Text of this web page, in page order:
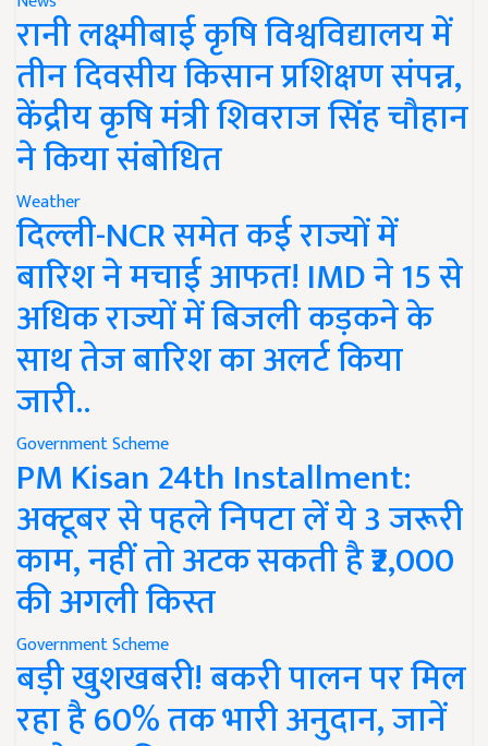
रानी लक्ष्मीबाई कृषि विश्वविद्यालय में
तीन दिवसीय किसान प्रशिक्षण संपन्न,
केंद्रीय कृषि मंत्री शिवराज सिंह चौहान
ने किया संबोधित
Weather
दिल्ली-NCR समेत कई राज्यों में
बारिश ने मचाई आफत! IMD ने 15 से
अधिक राज्यों में बिजली कड़कने के
साथ तेज बारिश का अलर्ट किया
जारी..
Government Scheme
PM Kisan 24th Installment:
अक्टूबर से पहले निपटा लें ये 3 जरूरी
काम, नहीं तो अटक सकती है ₹2,000
की अगली किस्त
Government Scheme
बड़ी खुशखबरी! बकरी पालन पर मिल
रहा है 60% तक भारी अनुदान, जानें